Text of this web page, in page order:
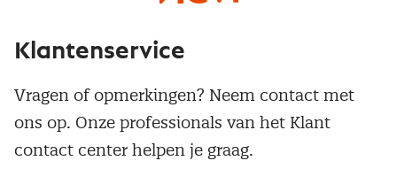
Klantenservice
Vragen of opmerkingen? Neem contact met
ons op. Onze professionals van het Klant
contact center helpen je graag.